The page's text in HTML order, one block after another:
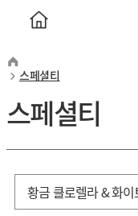
스페셜티
스페셜티
황금 클로렐라 & 화